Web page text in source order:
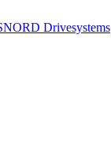
NORD Drivesystems